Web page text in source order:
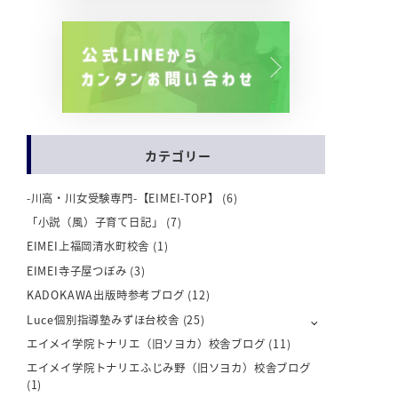
カテゴリー
-川高・川女受験専門-【EIMEI-TOP】
(6)
「小説（風）子育て日記」
(7)
EIMEI上福岡清水町校舎 (1)
EIMEI寺子屋つぼみ (3)
KADOKAWA出版時参考ブログ (12)
Luce個別指導塾みずほ台校舎 (25)
エイメイ学院トナリエ（旧ソヨカ）校舎ブログ (11)
エイメイ学院トナリエふじみ野（旧ソヨカ）校舎ブログ
(1)